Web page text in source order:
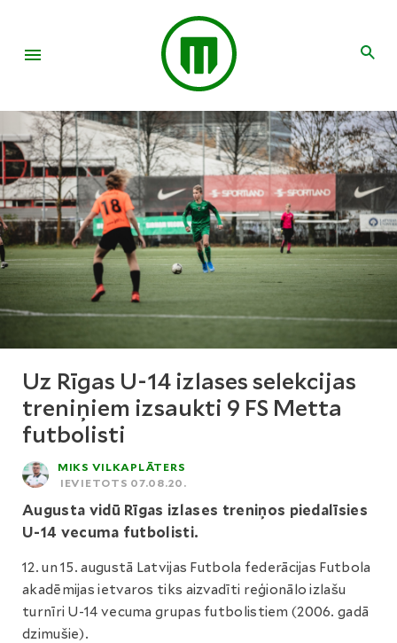
Uz Rīgas U-14 izlases selekcijas
treniņiem izsaukti 9 FS Metta
futbolisti
MIKS VILKAPLĀTERS
IEVIETOTS 07.08.20.
Augusta vidū Rīgas izlases treniņos piedalīsies
U-14 vecuma futbolisti.
12. un 15. augustā Latvijas Futbola federācijas Futbola
akadēmijas ietvaros tiks aizvadīti reģionālo izlašu
turnīri U-14 vecuma grupas futbolistiem (2006. gadā
dzimušie).